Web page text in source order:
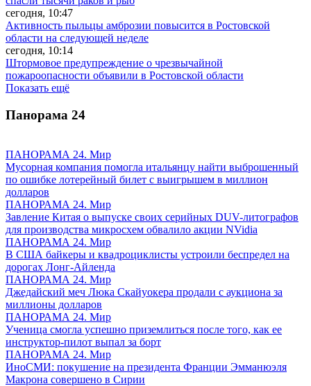
сегодня, 10:47
Активность пыльцы амброзии повысится в Ростовской
области на следующей неделе
сегодня, 10:14
Штормовое предупреждение о чрезвычайной
пожароопасности объявили в Ростовской области
Показать ещё
Панорама 24
ПАНОРАМА 24. Мир
Мусорная компания помогла итальянцу найти выброшенный
по ошибке лотерейный билет с выигрышем в миллион
долларов
ПАНОРАМА 24. Мир
Завление Китая о выпуске своих серийных DUV-литографов
для производства микросхем обвалило акции NVidia
ПАНОРАМА 24. Мир
В США байкеры и квадроциклисты устроили беспредел на
дорогах Лонг-Айленда
ПАНОРАМА 24. Мир
Джедайский меч Люка Скайуокера продали с аукциона за
миллионы долларов
ПАНОРАМА 24. Мир
Ученица смогла успешно приземлиться после того, как ее
инструктор-пилот выпал за борт
ПАНОРАМА 24. Мир
ИноСМИ: покушение на президента Франции Эмманюэля
Макрона совершено в Сирии